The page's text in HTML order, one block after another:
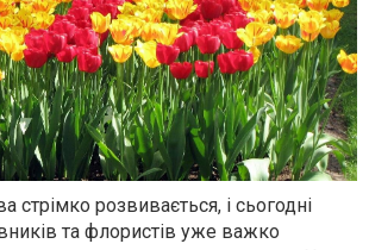
стрімко розвивається, і сьогодні
та флористів уже важко